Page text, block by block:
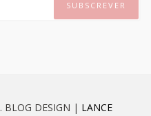
. BLOG DESIGN | LANCE